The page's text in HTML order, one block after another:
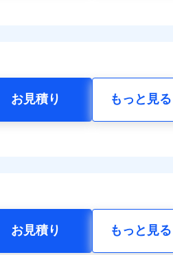
お見積り もっと見る
お見積り もっと見る